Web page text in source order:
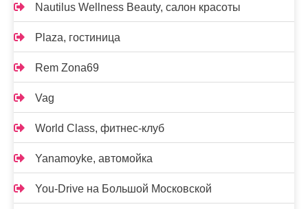
Nautilus Wellness Beauty, салон красоты
Plaza, гостиница
Rem Zona69
Vag
World Class, фитнес-клуб
Yanamoyke, автомойка
You-Drive на Большой Московской